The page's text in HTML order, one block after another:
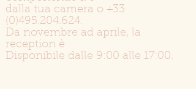
dalla tua camera o +33
(0)495.204.624.
Da novembre ad aprile, la
reception è
Disponibile dalle 9:00 alle 17:00.